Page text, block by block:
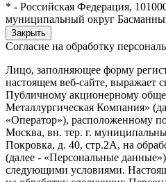
* - Российская Федерация,
муниципальный округ
Закрыть
Согласие на обработку
Лицо, заполняющее форму
настоящем веб-сайте, выражает
Публичному акционерному
Металлургическая Компания»
«Оператор»), расположенному
Москва, вн. тер. г.
Покровка, д. 40, стр.2А, на
(далее - «Персональные
следующими условиями.